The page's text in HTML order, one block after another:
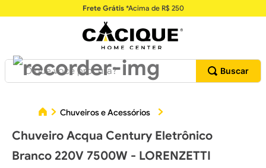
Frete Grátis*Acima de R$ 250
O que você procura?
Chuveiros e Acessórios
Chuveiro Acqua Century Eletrônico
Branco 220V 7500W - LORENZETTI